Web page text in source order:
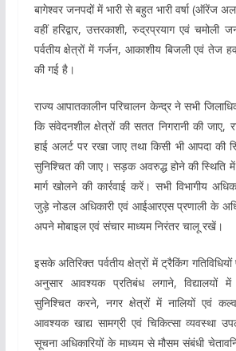
बागेश्वर जनपदों में भारी से बहुत भारी वर्षा (ऑरेंज
वहीं हरिद्वार, उत्तरकाशी, रुद्रप्रयाग एवं चमोली
पर्वतीय क्षेत्रों में गर्जन, आकाशीय बिजली एवं तेज
की गई है।
राज्य आपातकालीन परिचालन केन्द्र ने सभी
कि संवेदनशील क्षेत्रों की सतत निगरानी की जाए,
हाई अलर्ट पर रखा जाए तथा किसी भी आपदा की
सुनिश्चित की जाए। सड़क अवरुद्ध होने की स्थिति
मार्ग खोलने की कार्रवाई करें। सभी विभागीय
जुड़े नोडल अधिकारी एवं आईआरएस प्रणाली के
अपने मोबाइल एवं संचार माध्यम निरंतर चालू रखें।
इसके अतिरिक्त पर्वतीय क्षेत्रों में ट्रैकिंग
अनुसार आवश्यक प्रतिबंध लगाने, विद्यालयों में
सुनिश्चित करने, नगर क्षेत्रों में नालियों एवं
आवश्यक खाद्य सामग्री एवं चिकित्सा व्यवस्था
सूचना अधिकारियों के माध्यम से मौसम संबंधी